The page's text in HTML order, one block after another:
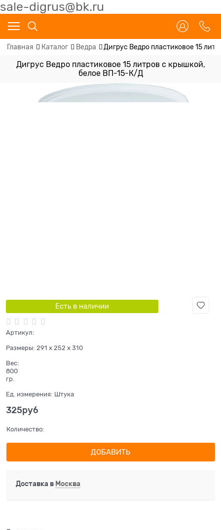
sale-digrus@bk.ru
Главная Каталог Ведра Дигрус Ведро пластиковое 15
Дигрус Ведро пластиковое 15 литров с крышкой,
белое ВП-15-К/Д
Есть в наличии
Артикул:
Размеры: 291 x 252 x 310
Вес:
800
гр.
Ед. измерения: Штука
325руб
Количество:
ДОБАВИТЬ
Доставка в Москва